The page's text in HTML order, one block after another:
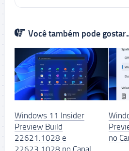
Você também pode
Windows 11 Insider
Preview Build
22621.1028 e
no